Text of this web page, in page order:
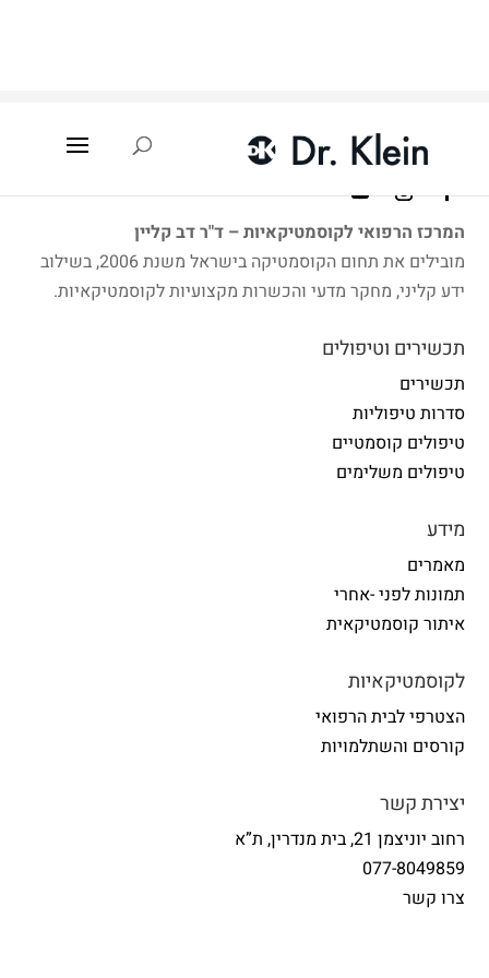
המרכז הרפואי לקוסמטיקאיות – ד"ר דב קליין
מובילים את תחום הקוסמטיקה בישראל משנת 2006, בשילוב
ידע קליני, מחקר מדעי והכשרות מקצועיות לקוסמטיקאיות.
תכשירים וטיפולים
תכשירים
סדרות טיפוליות
טיפולים קוסמטיים
טיפולים משלימים
מידע
מאמרים
תמונות לפני -אחרי
איתור קוסמטיקאית
לקוסמטיקאיות
הצטרפי לבית הרפואי
קורסים והשתלמויות
יצירת קשר
רחוב יוניצמן 21, בית מנדרין, ת”א
077-8049859
צרו קשר